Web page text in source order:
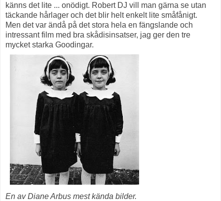
känns det lite ... onödigt. Robert DJ vill man gärna se utan
täckande hårlager och det blir helt enkelt lite småfånigt.
Men det var ändå på det stora hela en fängslande och
intressant film med bra skådisinsatser, jag ger den tre
mycket starka Goodingar.
En av Diane Arbus mest kända bilder.